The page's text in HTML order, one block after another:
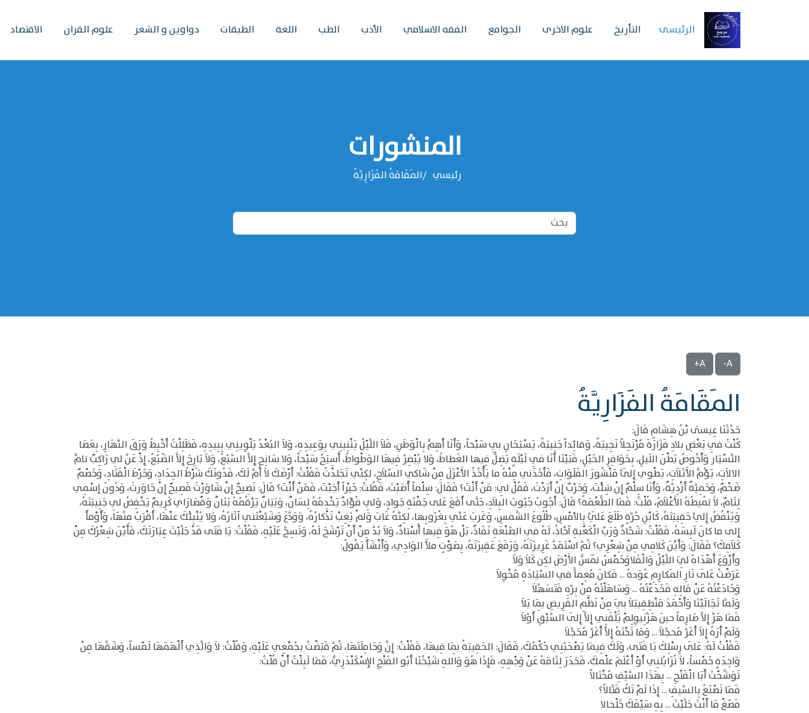
الرئیسی التأريخ علوم الاخرى الجوامع الفقه الاسلامي الأدب الطب اللغة الطبقات دواوين و الشعر علوم القران الاقتصاد
المنشورات
رئيسي المَقَامَةُ الفَزَارِيَّةُ
A-
A+
المَقَامَةُ الفَزَارِيَّةُ
حَدَّثَنَا عِيسَى بْنُ هِشَامٍ قَالَ:
كُنْتُ فِي بَعْضِ بلادِ فَزَارَةَ مُرْتَحِلاً نَجِيبَةً، وَقائِداً جَنِيبَةً، يَسْبَحَانِ بِي سَبْحاً، وَأَنَا أَهِمُّ بِالْوَطَنِ، فَلاَ اللَّيْلُ يَثْنِينِي بِوَعِيدِهِ، وَلاَ البُعْدُ يَلْوِينِي بِبِيدِهِ، فَظَلِلْتُ أَخْبِطُ وَرَقَ النَّهَارِ، بِعَصَا
التَّسْيَار وَأَخُوضُ بَطْنَ اللَيلِ، بِحَوَافِرِ الخَيْلِ، فَبَيْنَا أَنَا فِي لَيْلَةٍ يَضِلُّ فِيها الغَطاطُ، وَلا يُبْصِرُ فِيهَا الوَطْواطُ، أَسِيَحُ سَيْحاً، وَلا سَانِح إِلاَّ السَّبُعُ، وَلاَ بَارِحَ إِلاَّ الضَّيُعُ، إِذْ عَنَّ لِي رَاكِبٌ تامُّ
الالاَتِ، يَؤُمُّ الأَثَلاَتِ، يَطْوي إِلَىَّ مَنْشُورَ الفَلَوَاتِ، فَأَخَذَني مِنْهُ ما يَأْخُذُ الأَعْزَلَ مِنْ شَاكِي السِّلاَحِ، لكِنِّي تَجَلدْتُ فَقُلْتُ: أَرْضَكَ لاَ أُمَّ لَكَ، فَدُونَكَ شَرْطُ الحِدَادِ، وَخَرْطَ الْقَتَادِ، وَخَصْمٌ
ضَخْمٌ، وَحَمِيَّةٌ أَزْدِيَّةٌ، وَأَنَا سِلْمٌ إِنْ شِئْتَ، وَحَرْبٌ إِنْ أَرَدْتَ، فَقُلْ لِي: مَنْ أَنْتَ؟ فَقَالَ: سِلْماً أَصَبْتَ، فَقُلتُ: خَيْراً أَجَبْتَ، فَمَنْ أَنْتَ؟ قَالَ: نَصِيحٌ إِنْ شَاوَرْتَ فَصِيحٌ إِنْ حَاوَرتَ، وَدُونَ إسْمِي
لِثَامٌ، لاَ تُميطُهُ الأَعْلاَمُ، قُلْتُ: فَمَا الطُّعْمَةُ؟ قَالَ: أَجُوبُ جُيُوبَ البِلاَدِ، حَتَّى أَقَعَ عَلى جَفْنَةِ جَوادٍ، وَلِي فُؤَادٌ يَخْدِمُهُ لِسَانٌ، وَبَيَانٌ يَرْقُمُهُ بَنَانٌ وَقٌصَارَاي كَرِيمٌ يَخْفِضُ لِي جَنِيبَتَهُ،
وَيَنْفُضُ إِليَّ حَقِيبَتَهُ، كَابْنِ حُرَّةٍ طَلَعَ عَلَيَّ بِالأمْسِ، طُلُوعَ الشَّمسِ، وَغَربَ عَنِّي بِغُرُوبِها، لكِنَّهُ غَابَ وَلمْ يَغِبْ تَذْكارُهُ، وَوَدَّعَ وَشَيَّعْتَني آثَارُهُ، وَلا يُنْبِئُكَ عنْهَا، أَقْرَبُ مِنُهَا، وَأَوْمأَ
إِلى ما كانَ لَبِسَهُ، فَقُلْتُ: شَحَّاذٌ وَرَبِّ الْكَعْبةِ آخَّاذُ، لَهُ فِي الصَّنْعَةِ نَفَاذٌ، بَلْ هُوَ فِيها أُسْتاذٌ، وَلاَ بُدَّ مِنْ أَنْ تَرْشَحَ لَهُ، وَتَسِحَّ عَلَيْهِ، فَقُلْتُ: يَا فَتَى قَدْ جَلَّيْتَ عِبَارَتَكَ، فَأَيْنَ شِعْرُكَ مِنْ
كَلاَمِكَ؟ فَقَالَ: وَأَيْنَ كَلامِي مِنْ شِعْرِي؟ ثُمَّ اسْتَمَدَّ غَرِيزَتَهُ، وَرَفَعَ عَقِيرَتَهُ، بِصَوْتٍ ملأَ الوَادِي، وَأَنْشَأَ يَقُولُ:
وأَرْوَعَ أَهْدَاهُ لِيَ اللَّيْلُ وَالْفَلاوَخَمْسُ تَمَسُّ الأَرْضَ لكِن كَلاَ وَلاَ
عَرَضْتُ عَلَى نَارِ المَكارِمِ عُوَدهُ ... فَكانَ مُعِماًّ في السِّيَادَةِ مُخْوِلاَ
وَخَادَعْتُهُ عَنْ مَالِهِ فَخَدَعْتُهُ ... وَسَاهَلْتُهُ مِنْ بِرِّهِ فَتَسَهَّلاَ
وَلَمَّا تَجَالَيْنَا وَأَحْمَدَ مَنْطِقِيبَلاَ بِيَ مِنْ نَظْمِ القَرِيضِ بِمَا بَلاَ
فَمَا هَزَّ إِلاَّ صَارِماً حينَ هَزَّنِيوِلِمْ يَلْقَنِي إِلاَّ إِلَى السَّبْقِ أَوَّلاَ
وَلَمْ أَرَهُ إِلاَ أَغَرَّ مُحجَّلاَ ... وَمَا تَحْتَهُ إِلاَّ أَغَرَّ مُحَجَّلاَ
فَقُلْتُ لَهُ: عَلَى رِسْلِكَ يَا فَتَى، وَلَكَ فِيمَا يَصْحَبُنِي حُكْمُكَ، فَقَالَ: الحَقِيبَةُ بِمَا فِيهَا، فَقُلْتُ: إِنَّ وَحَامِلَتَهَا، ثُمَّ قَبَضْتُ بجُمْعِي عَلَيْهِ، وَقُلْتُ: لاَ وَالَّذِي أَلْهَمَهَا لَمْساً، وَشَقَّهَا مِنْ
وَاحِدَةٍ خَمْساً، لاَ تُزَايُلنِي أَوْ أَعْلَمَ علْمكَ، فَحَدَرَ لِثَامَهُ عَنْ وَجْهِهِ، فَإِذَا هُوَ وَاللهِ شَيْخُنَا أَبُو الفَتْحِ الإِسْكَنْدَرِيُّ، فَمَا لَبِثْتُ أَنْ قُلْتُ:
تَوَشَّحْتَ أَبَا الْفَتْحِ ... بِهَذَا السَّيْفِ مُخْتَالاً
فَمَا تَصْنَعُ بِالسَّيفِ ... إِذَا لَمْ تَكُ قَتَّالاً؟
فَصُغْ مَا أَنْتَ حَلَّيْتَ ... بِهِ سَيْفَكَ خَلْخالا